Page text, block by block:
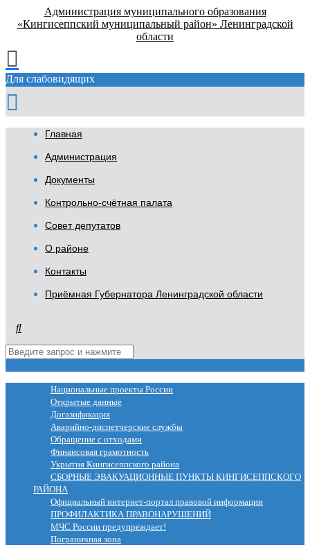
Администрация муниципального образования
«Кингисеппский муниципальный район» Ленинградской
области
Для слабовидящих
Главная
Администрация
Документы
Контрольно-счётная палата
Совет депутатов
О районе
Контакты
Приёмная Губернатора Ленинградской области
Национальные проекты России
Открытые данные
Догазификация
Аварийно-диспетчерские службы
Обращение с отходами
Финансовая грамотность
Укрытия Кингисеппского района
СБОРНЫЕ ЭВАКУАЦИОННЫЕ ПУНКТЫ КИНГИСЕППСКОГО
РАЙОНА
Официальный интернет-портал правовой информации
ПРОФИЛАКТИКА ПРАВОНАРУШЕНИЙ
МЧС России предупреждает!
Пограничная зона